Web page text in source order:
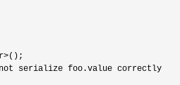
serialize foo.value correctly